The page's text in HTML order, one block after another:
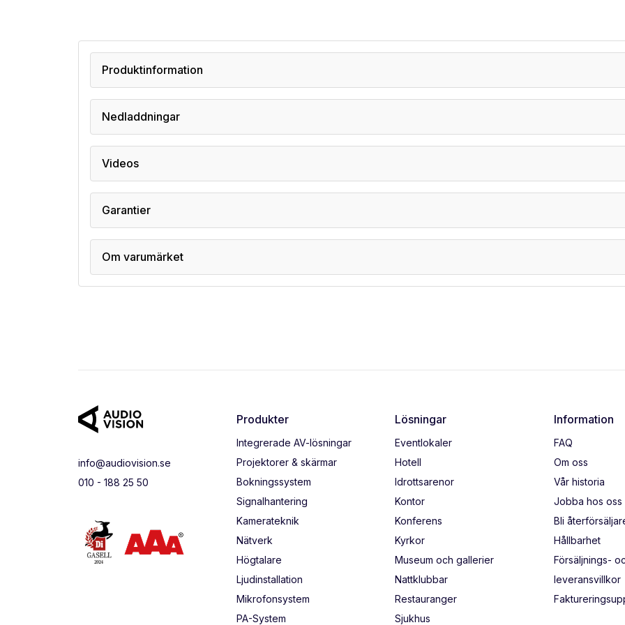
Produktinformation
Nedladdningar
Videos
Garantier
Om varumärket
info@audiovision.se
010 - 188 25 50
Produkter
Integrerade AV-lösningar
Projektorer & skärmar
Bokningssystem
Signalhantering
Kamerateknik
Nätverk
Högtalare
Ljudinstallation
Mikrofonsystem
PA-System
Lösningar
Eventlokaler
Hotell
Idrottsarenor
Kontor
Konferens
Kyrkor
Museum och gallerier
Nattklubbar
Restauranger
Sjukhus
Information
FAQ
Om oss
Vår historia
Jobba hos oss
Bli
Hållbarhet
Försäljnings-
leveransvillkor